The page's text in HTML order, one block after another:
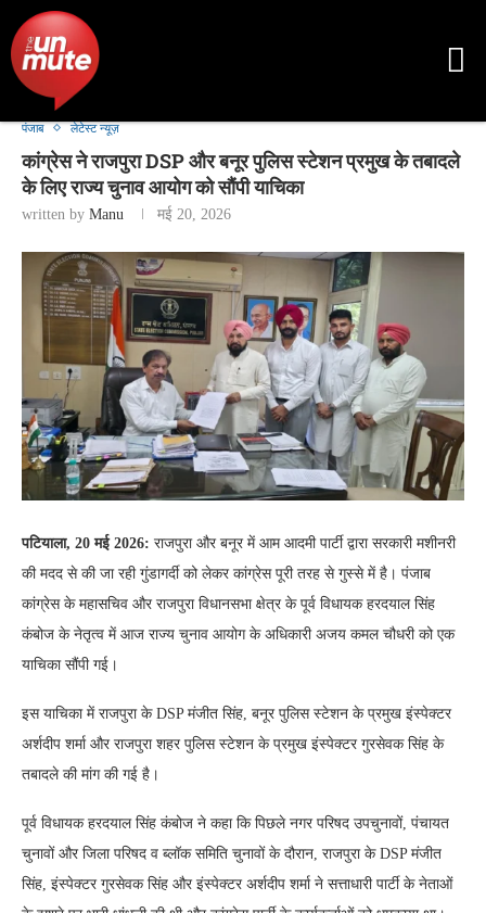
पंजाब लेटेस्ट न्यूज़
कांग्रेस ने राजपुरा DSP और बनूर पुलिस स्टेशन प्रमुख के तबादले
के लिए राज्य चुनाव आयोग को सौंपी याचिका
written by Manu मई 20, 2026
पटियाला, 20 मई 2026: राजपुरा और बनूर में आम आदमी पार्टी द्वारा सरकारी मशीनरी
की मदद से की जा रही गुंडागर्दी को लेकर कांग्रेस पूरी तरह से गुस्से में है। पंजाब
कांग्रेस के महासचिव और राजपुरा विधानसभा क्षेत्र के पूर्व विधायक हरदयाल सिंह
कंबोज के नेतृत्व में आज राज्य चुनाव आयोग के अधिकारी अजय कमल चौधरी को एक
याचिका सौंपी गई।
इस याचिका में राजपुरा के DSP मंजीत सिंह, बनूर पुलिस स्टेशन के प्रमुख इंस्पेक्टर
अर्शदीप शर्मा और राजपुरा शहर पुलिस स्टेशन के प्रमुख इंस्पेक्टर गुरसेवक सिंह के
तबादले की मांग की गई है।
पूर्व विधायक हरदयाल सिंह कंबोज ने कहा कि पिछले नगर परिषद उपचुनावों, पंचायत
चुनावों और जिला परिषद व ब्लॉक समिति चुनावों के दौरान, राजपुरा के DSP मंजीत
सिंह, इंस्पेक्टर गुरसेवक सिंह और इंस्पेक्टर अर्शदीप शर्मा ने सत्ताधारी पार्टी के नेताओं